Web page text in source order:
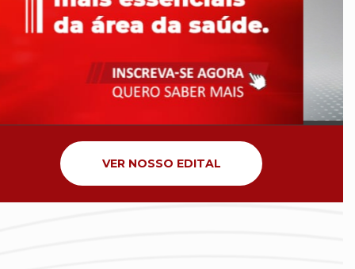
VER NOSSO EDITAL